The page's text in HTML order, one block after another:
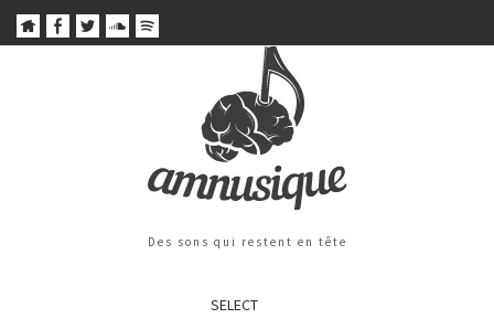
Des sons qui restent en tête
SELECT